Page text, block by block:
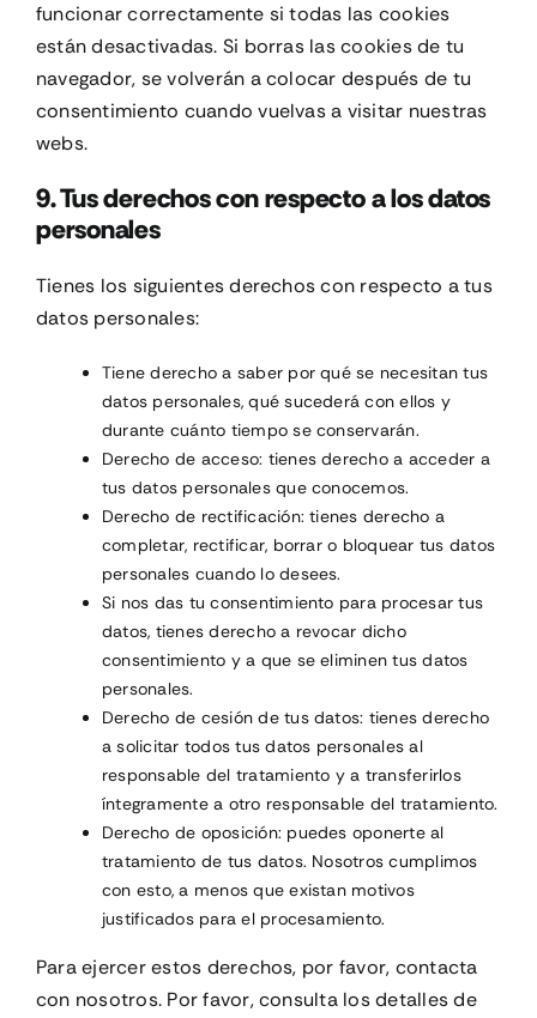
funcionar correctamente si todas las cookies
están desactivadas. Si borras las cookies de tu
navegador, se volverán a colocar después de tu
consentimiento cuando vuelvas a visitar nuestras
webs.
9. Tus derechos con respecto a los datos
personales
Tienes los siguientes derechos con respecto a tus
datos personales:
Tiene derecho a saber por qué se necesitan tus
datos personales, qué sucederá con ellos y
durante cuánto tiempo se conservarán.
Derecho de acceso: tienes derecho a acceder a
tus datos personales que conocemos.
Derecho de rectificación: tienes derecho a
completar, rectificar, borrar o bloquear tus datos
personales cuando lo desees.
Si nos das tu consentimiento para procesar tus
datos, tienes derecho a revocar dicho
consentimiento y a que se eliminen tus datos
personales.
Derecho de cesión de tus datos: tienes derecho
a solicitar todos tus datos personales al
responsable del tratamiento y a transferirlos
íntegramente a otro responsable del tratamiento.
Derecho de oposición: puedes oponerte al
tratamiento de tus datos. Nosotros cumplimos
con esto, a menos que existan motivos
justificados para el procesamiento.
Para ejercer estos derechos, por favor, contacta
con nosotros. Por favor, consulta los detalles de